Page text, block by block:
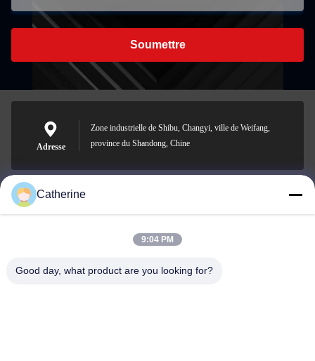
Soumettre
Adresse
Zone industrielle de Shibu, Changyi, ville de Weifang,
province du Shandong, Chine
padraic@huayumachine.cn
Catherine
9:04 PM
Good day, what product are you looking for?